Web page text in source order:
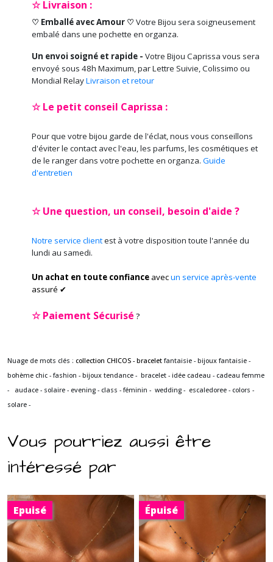
☆ Livraison :
♡ Emballé avec Amour ♡ Votre Bijou sera soigneusement
embalé dans une pochette en organza.
Un envoi soigné et rapide - Votre Bijou Caprissa vous sera
envoyé sous 48h Maximum, par Lettre Suivie, Colissimo ou
Mondial RelayLivraison et retour
☆ Le petit conseil Caprissa :
Pour que votre bijou garde de l'éclat, nous vous conseillons
d'éviter le contact avec l'eau, les parfums, les cosmétiques et
de le ranger dans votre pochette en organza. Guide
d'entretien
☆ Une question, un conseil, besoin d'aide ?
Notre service clientest à votre disposition toute l'année du
lundi au samedi.
Un achat en toute confiance avecun service après-vente
assuré ✔
☆Paiement Sécurisé ?
Nuage de mots clés : collection CHICOS - bracelet fantaisie - bijoux fantaisie -
bohème chic - fashion - bijoux tendance - bracelet - idée cadeau - cadeau femme
- audace - solaire - evening - class - féminin - wedding - escaledoree - colors -
solare -
Vous pourriez aussi être
intéressé par
Epuisé Épuisé